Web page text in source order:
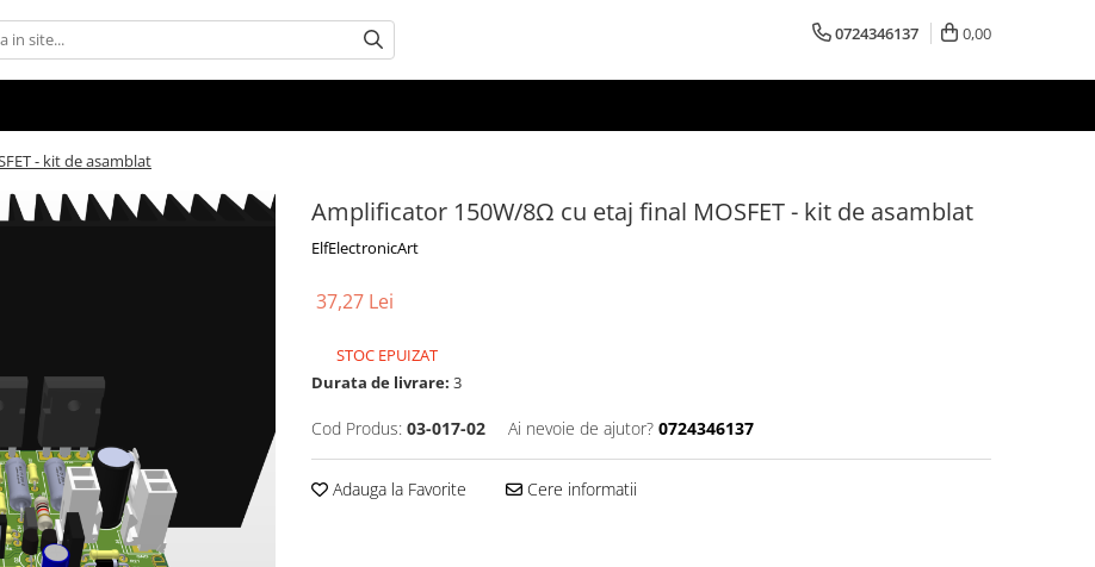
0724346137 0,00
- kit de asamblat
Amplificator 150W/8Ω cu etaj final MOSFET - kit de asamblat
ElfElectronicArt
37,27 Lei
STOC EPUIZAT
Durata de livrare: 3
Cod Produs: 03-017-02 Ai nevoie de ajutor? 0724346137
Adauga la Favorite Cere informatii